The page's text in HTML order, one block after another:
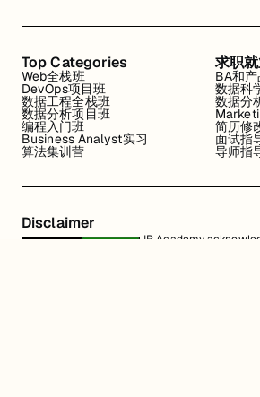
Top Categories
Web全栈班
DevOps项目班
数据工程全栈班
数据分析项目班
编程入门班
Business Analyst实习
算法集训营
求职
BA和
数据科
数据分
简历修
面试指
导师指
Disclaimer
JR Academy